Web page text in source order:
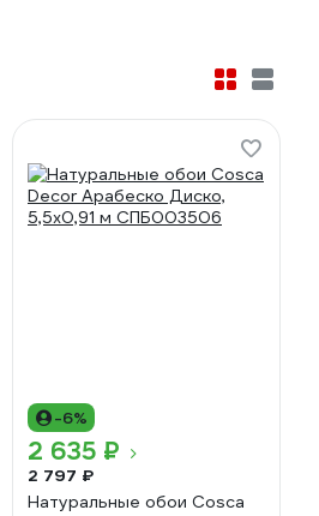
-6%
2 635 ₽
2 797 ₽
Натуральные обои Cosca